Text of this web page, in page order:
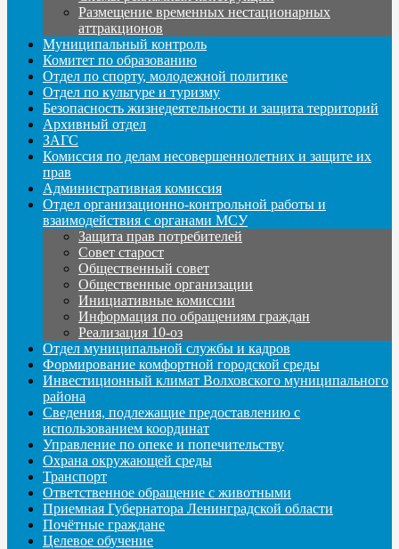
Размещение временных нестационарных
аттракционов
Муниципальный контроль
Комитет по образованию
Отдел по спорту, молодежной политике
Отдел по культуре и туризму
Безопасность жизнедеятельности и защита территорий
Архивный отдел
ЗАГС
Комиссия по делам несовершеннолетних и защите их
прав
Административная комиссия
Отдел организационно-контрольной работы и
взаимодействия с органами МСУ
Защита прав потребителей
Совет старост
Общественный совет
Общественные организации
Инициативные комиссии
Информация по обращениям граждан
Реализация 10-оз
Отдел муниципальной службы и кадров
Формирование комфортной городской среды
Инвестиционный климат Волховского муниципального
района
Сведения, подлежащие предоставлению с
использованием координат
Управление по опеке и попечительству
Охрана окружающей среды
Транспорт
Ответственное обращение с животными
Приемная Губернатора Ленинградской области
Почётные граждане
Целевое обучение